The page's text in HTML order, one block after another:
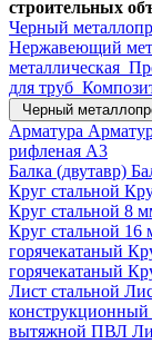
строительных
Черный
Нержавеющий
металлическая
для труб
Черный
Арматура
рифленая А3
Балка (двутавр)
Круг стальной
Круг стальной 8
Круг стальной 16
горячекатаный
горячекатаный
Лист стальной
конструкционный
вытяжной ПВЛ